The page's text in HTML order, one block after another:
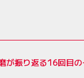
が振り返る16回目